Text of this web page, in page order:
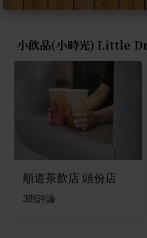
小飲品(小時光) Little
順道茶飲店 頭份店
3則評論